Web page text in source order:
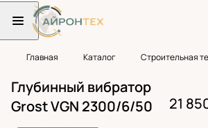
Главная Каталог Строительная
Глубинный вибратор
Grost VGN 2300/6/50
21